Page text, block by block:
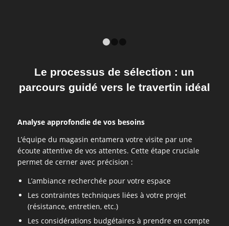
Le processus de sélection : un
parcours guidé vers le travertin idéal
Analyse approfondie de vos besoins
L’équipe du magasin entamera votre visite par une
écoute attentive de vos attentes. Cette étape cruciale
permet de cerner avec précision :
L’ambiance recherchée pour votre espace
Les contraintes techniques liées à votre projet
(résistance, entretien, etc.)
Les considérations budgétaires à prendre en compte